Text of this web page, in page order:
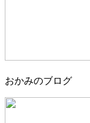
おかみのブログ